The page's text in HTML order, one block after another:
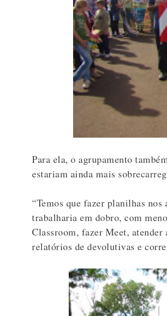
Para ela, o agrupamento
estariam ainda mais
“Temos que fazer planilhas
trabalharia em dobro, com
Classroom, fazer Meet,
relatórios de devolutivas e